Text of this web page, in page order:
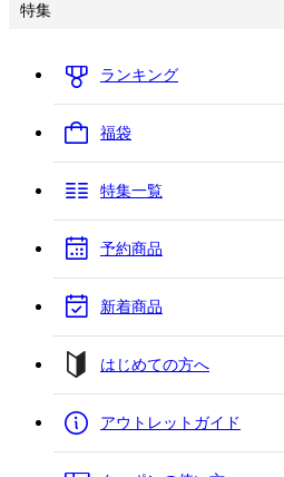
特集
ランキング
福袋
特集一覧
予約商品
新着商品
はじめての方へ
アウトレットガイド